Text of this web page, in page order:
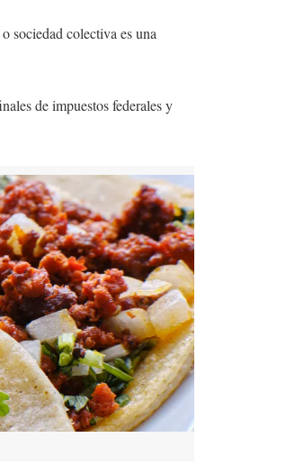
sociedad colectiva es una
de impuestos federales y